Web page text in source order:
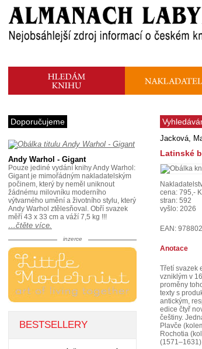
Jacková,
Latinské
cena: 795,-
stran: 592
vyšlo: 2026
EAN:
Anotace
Třetí svazek
vzniklým v
proměny
texty s
antickým,
edice čtyř
češtiny.
Plavče
Rochotia
Doporučujeme
Andy Warhol - Gigant
Pouze jediné vydání knihy Andy Warhol:
Gigant je mimořádným nakladatelským
počinem, který by neměl uniknout
žádnému milovníku moderního
výtvarného umění a životního stylu, který
Andy Warhol ztělesňoval. Obří svazek
měří 43 x 33 cm a váží 7,5 kg !!!
…čtěte více.
inzerce